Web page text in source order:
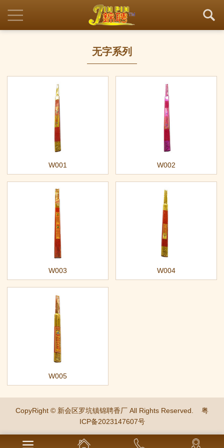
无字系列
W001 W002
W003 W004
W005
CopyRight © 新会区罗坑镇锦聘香厂 All Rights Reserved. 粤
ICP备2023147607号